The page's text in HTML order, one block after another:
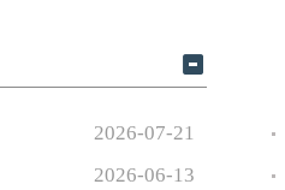
2026-07-21
2026-06-13